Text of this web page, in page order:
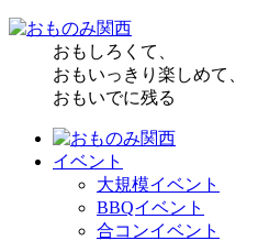
おもしろくて、
おもいっきり楽しめて、
おもいでに残る
イベント
大規模イベント
BBQイベント
合コンイベント